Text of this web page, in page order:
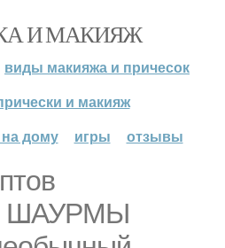
И МАКИЯЖ
виды макияжа и причесок
и макияж
дому
игры отзывы